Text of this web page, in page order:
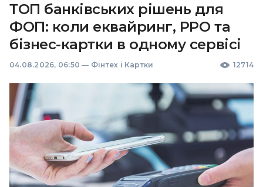
ТОП банківських рішень для
ФОП: коли еквайринг, РРО та
бізнес-картки в одному сервісі
04.08.2026, 06:50 — Фінтех і Картки 12714